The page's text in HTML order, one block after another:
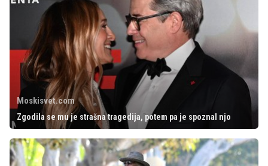
Moskisvet.com
Zgodila se mu je strašna tragedija, potem pa je spoznal njo